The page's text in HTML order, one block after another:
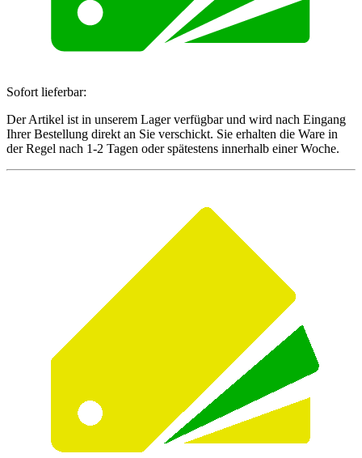
Sofort lieferbar:
Der Artikel ist in unserem Lager verfügbar und wird nach Eingang
Ihrer Bestellung direkt an Sie verschickt. Sie erhalten die Ware in
der Regel nach 1-2 Tagen oder spätestens innerhalb einer Woche.